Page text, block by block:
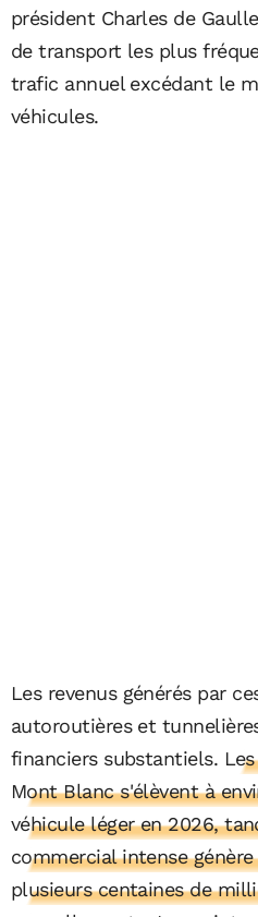
président Charles de
de transport les plus
trafic annuel excédant le
véhicules.
Les revenus générés par
autoroutières et
financiers substantiels.
Mont Blanc s'élèvent à
véhicule léger en 2026,
commercial intense génère
plusieurs centaines de